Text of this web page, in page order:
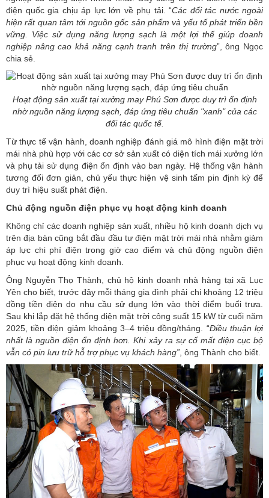
điện quốc gia chịu áp lực lớn về phụ tải. “Các đối tác nước ngoài
hiện rất quan tâm tới nguồn gốc sản phẩm và yếu tố phát triển bền
vững. Việc sử dụng năng lượng sạch là một lợi thế giúp doanh
nghiệp nâng cao khả năng cạnh tranh trên thị trường”, ông Ngọc
chia sẻ.
Hoạt động sản xuất tại xưởng may Phú Sơn được duy trì ổn định
nhờ nguồn năng lượng sạch, đáp ứng tiêu chuẩn "xanh" của các
đối tác quốc tế.
Từ thực tế vận hành, doanh nghiệp đánh giá mô hình điện mặt trời
mái nhà phù hợp với các cơ sở sản xuất có diện tích mái xưởng lớn
và phụ tải sử dụng điện ổn định vào ban ngày. Hệ thống vận hành
tương đối đơn giản, chủ yếu thực hiện vệ sinh tấm pin định kỳ để
duy trì hiệu suất phát điện.
Chủ động nguồn điện phục vụ hoạt động kinh doanh
Không chỉ các doanh nghiệp sản xuất, nhiều hộ kinh doanh dịch vụ
trên địa bàn cũng bắt đầu đầu tư điện mặt trời mái nhà nhằm giảm
áp lực chi phí điện trong giờ cao điểm và chủ động nguồn điện
phục vụ hoạt động kinh doanh.
Ông Nguyễn Thọ Thành, chủ hộ kinh doanh nhà hàng tại xã Lục
Yên cho biết, trước đây mỗi tháng gia đình phải chi khoảng 12 triệu
đồng tiền điện do nhu cầu sử dụng lớn vào thời điểm buổi trưa.
Sau khi lắp đặt hệ thống điện mặt trời công suất 15 kW từ cuối năm
2025, tiền điện giảm khoảng 3–4 triệu đồng/tháng. “Điềuthuận lợi
nhất là nguồn điện ổn định hơn. Khi xảy ra sự cố mất điện cục bộ
vẫn có pin lưu trữ hỗ trợ phục vụ khách hàng” , ông Thành cho biết.